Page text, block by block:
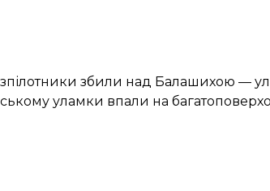
збили над Балашихою —
уламки впали на